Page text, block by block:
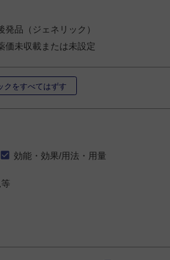
発品（ジェネリック）
価未収載または未設定
クをすべてはずす
効能・効果/用法・用量